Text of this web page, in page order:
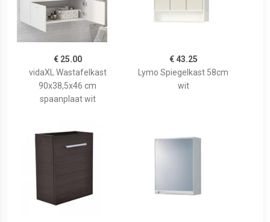
€ 25.00
vidaXL Wastafelkast
90x38,5x46 cm
spaanplaat wit
€ 43.25
Lymo Spiegelkast 58cm
wit